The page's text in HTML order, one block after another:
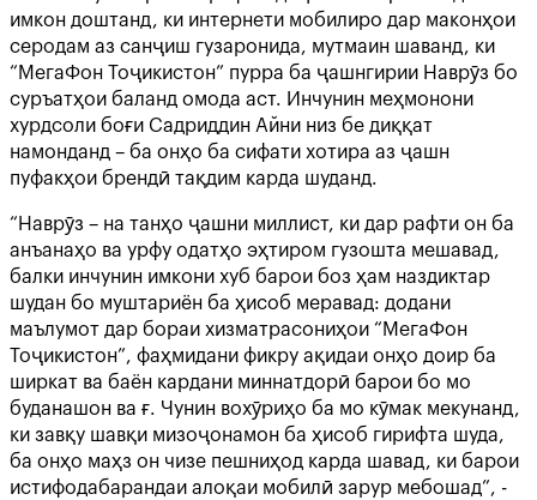
имкон доштанд, ки интернети мобилиро дар маконҳои
серодам аз санҷиш гузаронида, мутмаин шаванд, ки
“МегаФон Тоҷикистон” пурра ба ҷашнгирии Наврӯз бо
суръатҳои баланд омода аст. Инчунин меҳмонони
хурдсоли боғи Садриддин Айни низ бе диққат
намонданд – ба онҳо ба сифати хотира аз ҷашн
пуфакҳои брендӣ тақдим карда шуданд.
“Наврӯз – на танҳо ҷашни миллист, ки дар рафти он ба
анъанаҳо ва урфу одатҳо эҳтиром гузошта мешавад,
балки инчунин имкони хуб барои боз ҳам наздиктар
шудан бо муштариён ба ҳисоб меравад: додани
маълумот дар бораи хизматрасониҳои “МегаФон
Тоҷикистон”, фаҳмидани фикру ақидаи онҳо доир ба
ширкат ва баён кардани миннатдорӣ барои бо мо
буданашон ва ғ. Чунин вохӯриҳо ба мо кӯмак мекунанд,
ки завқу шавқи мизоҷонамон ба ҳисоб гирифта шуда,
ба онҳо маҳз он чизе пешниҳод карда шавад, ки барои
истифодабарандаи алоқаи мобилӣ зарур мебошад”, -